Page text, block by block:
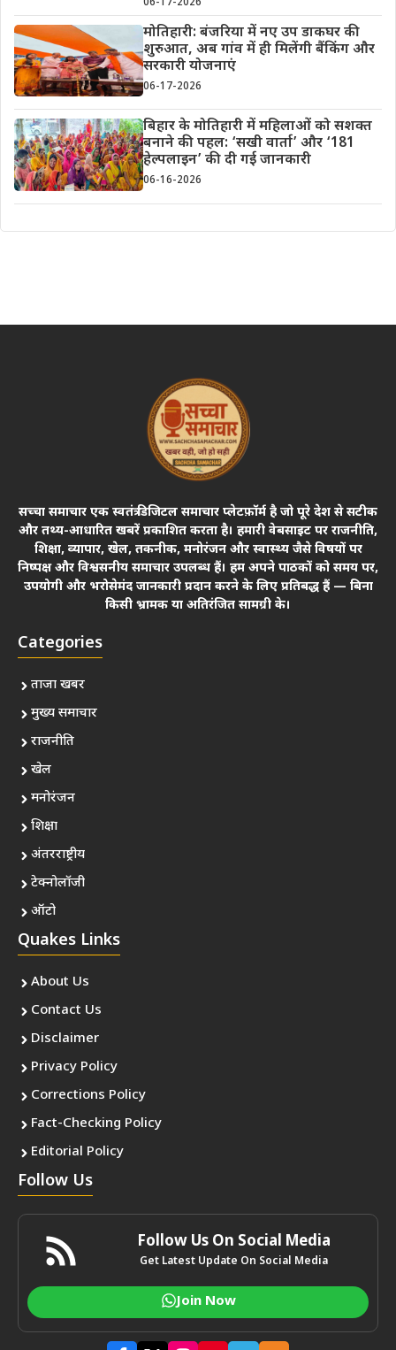
मोतिहारी: बंजरिया में नए उप डाकघर की
शुरुआत, अब गांव में ही मिलेंगी बैंकिंग और
सरकारी योजनाएं
06-17-2026
बिहार के मोतिहारी में महिलाओं को सशक्त
बनाने की पहल: ‘सखी वार्ता’ और ‘181
हेल्पलाइन’ की दी गई जानकारी
06-16-2026
सच्चा समाचार एक स्वतंत्र डिजिटल समाचार प्लेटफ़ॉर्म है जो पूरे देश से सटीक
और तथ्य-आधारित खबरें प्रकाशित करता है। हमारी वेबसाइट पर राजनीति,
शिक्षा, व्यापार, खेल, तकनीक, मनोरंजन और स्वास्थ्य जैसे विषयों पर
निष्पक्ष और विश्वसनीय समाचार उपलब्ध हैं। हम अपने पाठकों को समय पर,
उपयोगी और भरोसेमंद जानकारी प्रदान करने के लिए प्रतिबद्ध हैं — बिना
किसी भ्रामक या अतिरंजित सामग्री के।
Categories
ताजा खबर
मुख्य समाचार
राजनीति
खेल
मनोरंजन
शिक्षा
अंतरराष्ट्रीय
टेक्नोलॉजी
ऑटो
Quakes Links
About Us
Contact Us
Disclaimer
Privacy Policy
Corrections Policy
Fact-Checking Policy
Editorial Policy
Follow Us
Follow Us On Social Media
Get Latest Update On Social Media
Join Now